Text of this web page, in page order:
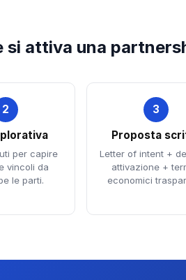
si attiva una
2
per capire
vincoli da
le parti.
3
Proposta
Letter of intent +
attivazione +
economici